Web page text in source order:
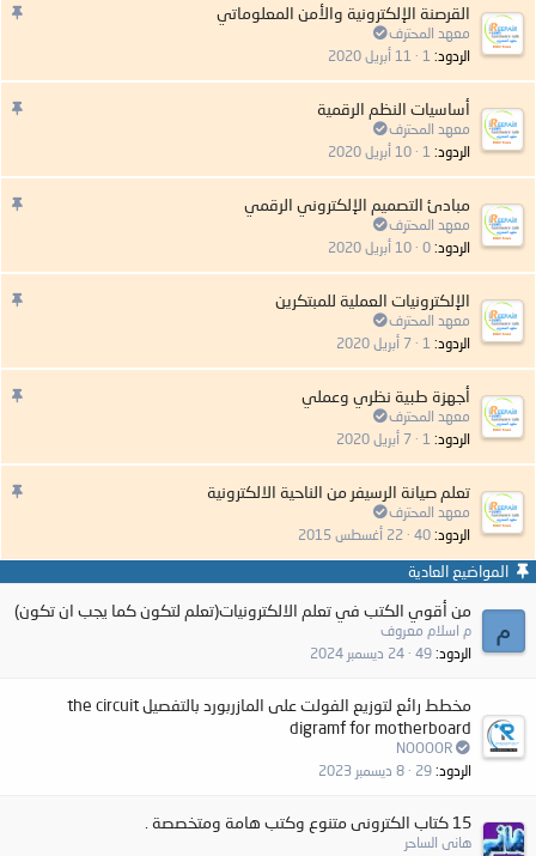
م
القرصنة الإلكترونية والأمن المعلوماتي
معهد المحترف
الردود 1 11 أبريل 2020
م
أساسيات النظم الرقمية
معهد المحترف
الردود 1 10 أبريل 2020
م
مبادئ التصميم الإلكتروني الرقمي
معهد المحترف
الردود 0 10 أبريل 2020
م
الإلكترونيات العملية للمبتكرين
معهد المحترف
الردود 1 7 أبريل 2020
م
أجهزة طبية نظري وعملي
معهد المحترف
الردود 1 7 أبريل 2020
م
تعلم صيانة الرسيفر من الناحية الالكترونية
معهد المحترف
الردود 40 22 أغسطس 2015
المواضيع العادية
م
من أقوي الكتب في تعلم الالكترونيات(تعلم لتكون كما يجب ان تكون)
م اسلام معروف
الردود 49 24 ديسمبر 2024
مخطط رائع لتوزيع الفولت على المازربورد بالتفصيل the circuit
digramf for motherboard
NOOOOR
الردود 29 8 ديسمبر 2023
15 كتاب الكترونى متنوع وكتب هامة ومتخصصة .
هانى الساحر